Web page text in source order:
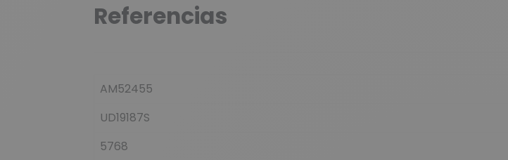
Referencias
AM52455
UD19187S
5768